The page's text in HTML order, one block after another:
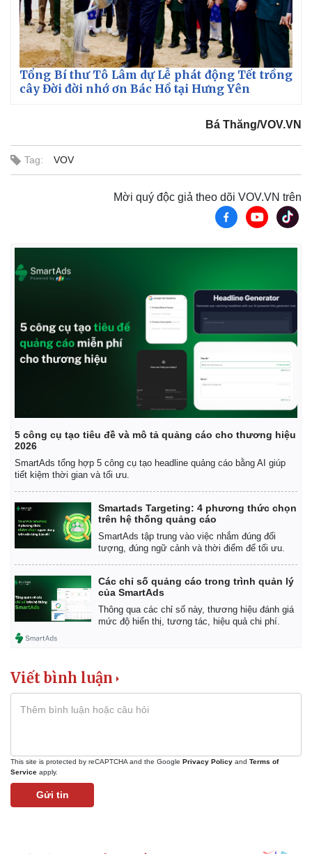
Kinh tế
Bất động sản
Khởi nghiệp
Thị trường
Tiêu dùng
Chứng khoán
Giá cà phê
Tổng Bí thư Tô Lâm dự Lễ phát động Tết trồng
cây Đời đời nhớ ơn Bác Hồ tại Hưng Yên
Bá Thăng/VOV.VN
Tag: VOV
Mời quý độc giả theo dõi VOV.VN trên
5 công cụ tạo tiêu đề và mô tả quảng cáo cho thương hiệu
2026
SmartAds tổng hợp 5 công cụ tạo headline quảng cáo bằng AI giúp
tiết kiệm thời gian và tối ưu.
Smartads Targeting: 4 phương thức chọn
trên hệ thống quảng cáo
SmartAds tập trung vào việc nhắm đúng đối
tượng, đúng ngữ cảnh và thời điểm để tối ưu.
Các chỉ số quảng cáo trong trình quản lý
của SmartAds
Thông qua các chỉ số này, thương hiệu đánh giá
mức độ hiển thị, tương tác, hiệu quả chi phí.
Viết bình luận
This site is protected by reCAPTCHA and the Google Privacy Policy and Terms of
Service apply.
Gửi tin